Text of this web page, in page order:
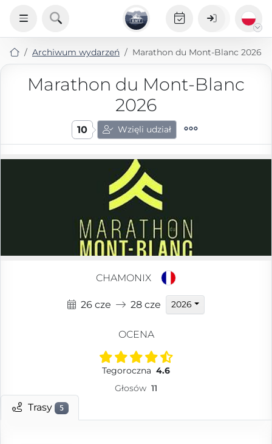
Archiwum wydarzeń Marathon du Mont-Blanc 2026
Marathon du Mont-Blanc
2026
10 Wzięli udział
CHAMONIX
26 cze 28 cze 2026
OCENA
Tegoroczna 4.6
Głosów 11
Trasy 5